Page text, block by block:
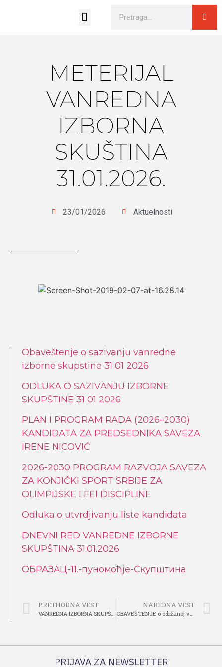
METERIJAL
VANREDNA
IZBORNA
SKUŠTINA
31.01.2026.
23/01/2026 Aktuelnosti
Obaveštenje o sazivanju vanredne
izborne skupstine 31 01 2026
ODLUKA O SAZIVANJU IZBORNE
SKUPŠTINE 31 01 2026
PLAN I PROGRAM RADA (2026–2030)
KANDIDATA ZA PREDSEDNIKA SAVEZA
IRENE NICOVIĆ
2026-2030 PROGRAM RAZVOJA SAVEZA
ZA KONJIČKI SPORT SRBIJE ZA
OLIMPIJSKE I FEI DISCIPLINE
Odluka o utvrdjivanju liste kandidata
DNEVNI RED VANREDNE IZBORNE
SKUPŠTINA 31.01.2026
ОБРАЗАЦ-11.-пуномоћје-Скупштина
PRETHODNA VEST
VANREDNA IZBORNA SKUPŠTINA
NAREDNA VEST
OBAVEŠTENJE o održanoj vanrednoj izbornoj skupštini saveza za konjički sport srbije za olimpijske i fei discipline
PRIJAVA ZA NEWSLETTER